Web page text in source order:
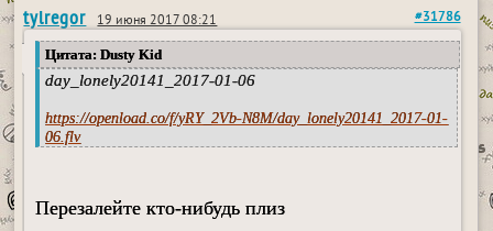
tylregor 19 июня 2017 08:21 #31786
Цитата: Dusty Kid
day_lonely20141_2017-01-06
https://openload.co/f/yRY_2Vb-N8M/day_lonely20141_2017-01-
06.flv
Перезалейте кто-нибудь плиз